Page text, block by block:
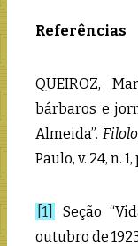
Referências
QUEIROZ,
bárbaros e
Almeida”.
Paulo, v. 24, n.
[1] Seção
outubro de